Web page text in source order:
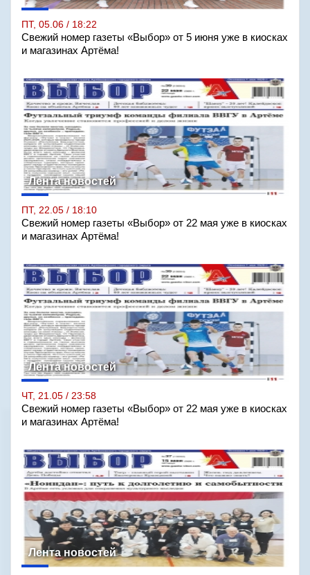
ПТ, 05.06 / 18:22
Свежий номер газеты «Выбор» от 5 июня уже в киосках
и магазинах Артёма!
Лента новостей
ПТ, 22.05 / 18:10
Свежий номер газеты «Выбор» от 22 мая уже в киосках
и магазинах Артёма!
Лента новостей
ЧТ, 21.05 / 23:58
Свежий номер газеты «Выбор» от 22 мая уже в киосках
и магазинах Артёма!
Лента новостей